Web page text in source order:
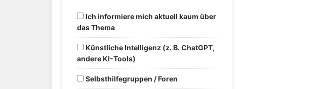
Ich informiere mich aktuell kaum über
das Thema
Künstliche Intelligenz (z. B. ChatGPT,
andere KI-Tools)
Selbsthilfegruppen / Foren